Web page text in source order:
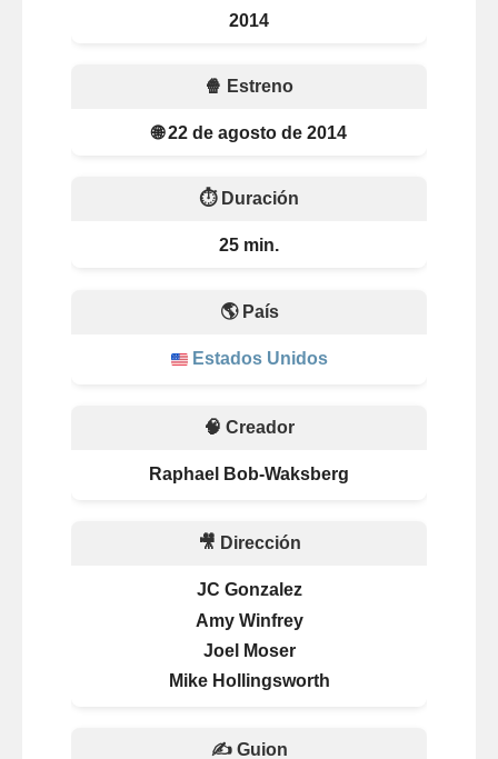
2014
🍿 Estreno
🌐 22 de agosto de 2014
⏱️ Duración
25 min.
🌎 País
Estados Unidos
🧠 Creador
Raphael Bob-Waksberg
🎥 Dirección
JC Gonzalez
Amy Winfrey
Joel Moser
Mike Hollingsworth
✍️ Guion